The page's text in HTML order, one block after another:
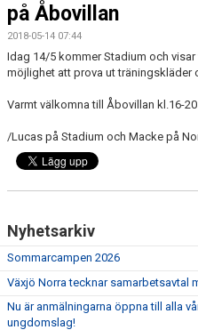
KALENDER
FÖLJ OSS PÅ FACEBOOK
på Åbovillan
2018-05-14 07:44
Idag 14/5 kommer Stadium och
möjlighet att prova ut träningskläder
Varmt välkomna till Åbovillan kl.16-20
/Lucas på Stadium och Macke på
Nyhetsarkiv
Sommarcampen 2026
Växjö Norra tecknar samarbetsavtal
Nu är anmälningarna öppna till alla
ungdomslag!